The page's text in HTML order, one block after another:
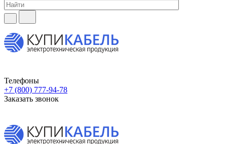
Телефоны
+7 (800) 777-94-78
Заказать звонок